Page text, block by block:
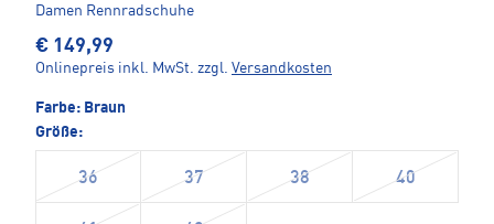
Damen Rennradschuhe
€ 149,99
Onlinepreis inkl. MwSt. zzgl. Versandkosten
Farbe: Braun
Größe:
36 37 38 40